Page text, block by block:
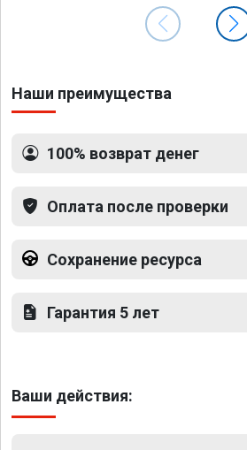
Наши преимущества
100% возврат денег
Оплата после проверки
Сохранение ресурса
Гарантия 5 лет
Ваши действия: